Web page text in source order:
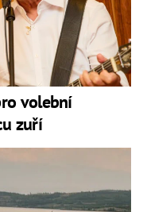
volební
zuří